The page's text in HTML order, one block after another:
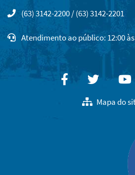
(63) 3142-2200 / (63) 3142-2201
Atendimento ao público: 12:00
FacebookTwitter
Mapa do